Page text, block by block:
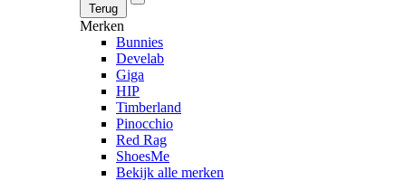
Terug
Merken
Bunnies
Develab
Giga
HIP
Timberland
Pinocchio
Red Rag
ShoesMe
Bekijk alle merken